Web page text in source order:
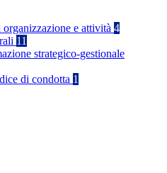
e attività 4
11
strategico-gestionale
di condotta 1